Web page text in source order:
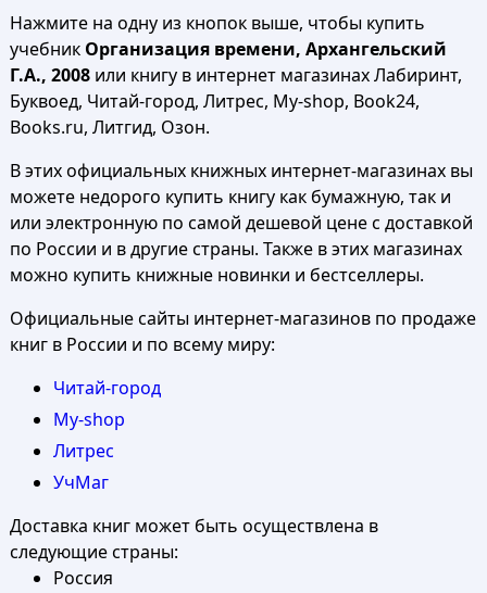
Нажмите на одну из кнопок выше, чтобы купить
учебник Организация времени, Архангельский
Г.А., 2008или книгу в интернет магазинах Лабиринт,
Буквоед, Читай-город, Литрес, My-shop, Book24,
Books.ru, Литгид, Озон.
В этих официальных книжных интернет-магазинах вы
можете недорого купить книгу как бумажную, так и
или электронную по самой дешевой цене с доставкой
по России и в другие страны. Также в этих магазинах
можно купить книжные новинки и бестселлеры.
Официальные сайты интернет-магазинов по продаже
книг в России и по всему миру:
Читай-город
My-shop
Литрес
УчМаг
Доставка книг может быть осуществлена в
следующие страны:
Россия